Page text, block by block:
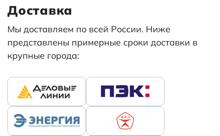
Доставка
Мы доставляем по всей России. Ниже
представлены примерные сроки доставки в
крупные города: